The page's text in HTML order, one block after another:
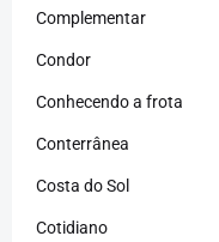
Complementar
Condor
Conhecendo a frota
Conterrânea
Costa do Sol
Cotidiano